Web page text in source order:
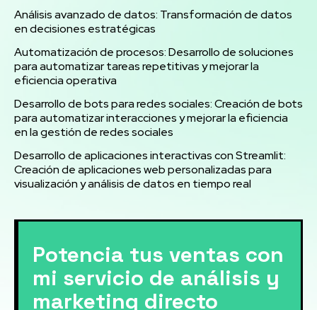
Análisis avanzado de datos: Transformación de datos
en decisiones estratégicas
Automatización de procesos: Desarrollo de soluciones
para automatizar tareas repetitivas y mejorar la
eficiencia operativa
Desarrollo de bots para redes sociales: Creación de bots
para automatizar interacciones y mejorar la eficiencia
en la gestión de redes sociales
Desarrollo de aplicaciones interactivas con Streamlit:
Creación de aplicaciones web personalizadas para
visualización y análisis de datos en tiempo real
Potencia tus ventas con
mi servicio de análisis y
marketing directo